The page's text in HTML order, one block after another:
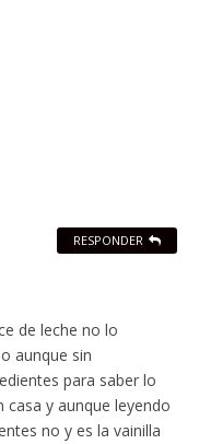
de leche no lo
aunque sin
para saber lo
y aunque leyendo
no y es la vainilla
RESPONDER